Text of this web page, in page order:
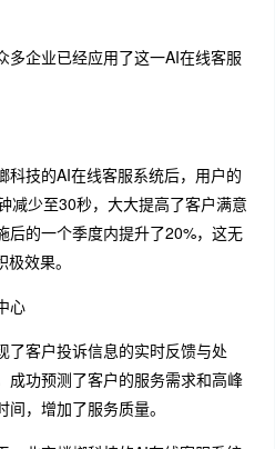
多企业已经应用了这一AI在线客服
科技的AI在线客服系统后，用户的
减少至30秒，大大提高了客户满意
后的一个季度内提升了20%，这无
效果。
心
了客户投诉信息的实时反馈与处
成功预测了客户的服务需求和高峰
，增加了服务质量。